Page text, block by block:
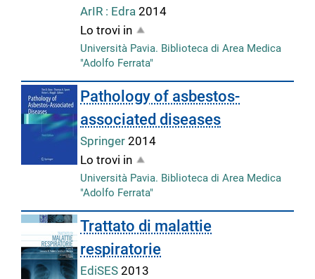
ArIR : Edra2014
Lo trovi in
Università Pavia. Biblioteca di Area Medica
"Adolfo Ferrata"
Pathology of asbestos-
associated diseases
Springer2014
Lo trovi in
Università Pavia. Biblioteca di Area Medica
"Adolfo Ferrata"
Trattato di malattie
respiratorie
EdiSES2013